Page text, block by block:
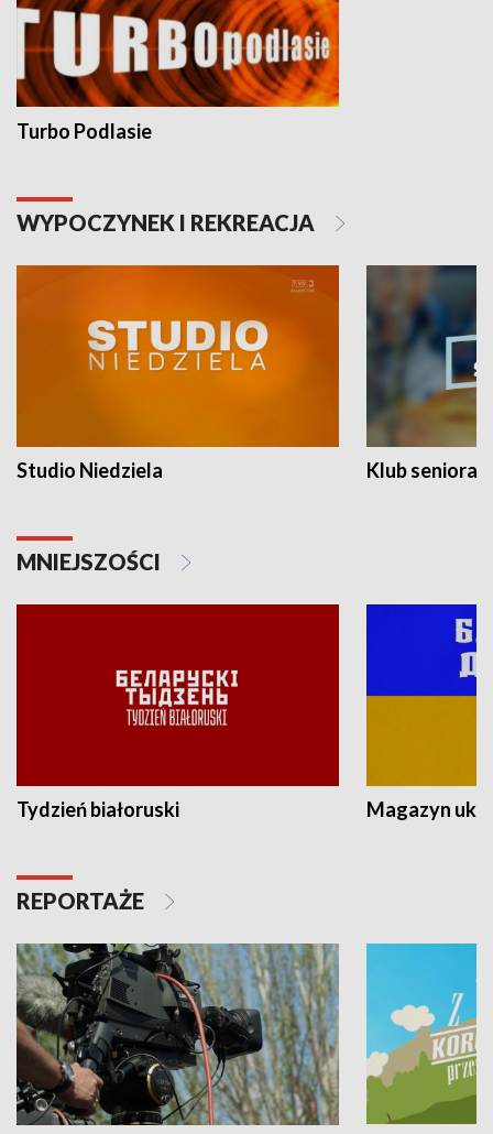
Turbo Podlasie
WYPOCZYNEK I REKREACJA
Studio Niedziela Klub seniora
MNIEJSZOŚCI
Tydzień białoruski Magazyn
REPORTAŻE